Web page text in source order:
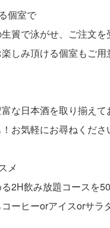
個室で
簀で泳がせ、ご注文を
しみ頂ける個室もご用
な日本酒を取り揃え
お気軽にお尋ねくださ
メ
2H飲み放題コースを
ーヒーorアイスorサラ